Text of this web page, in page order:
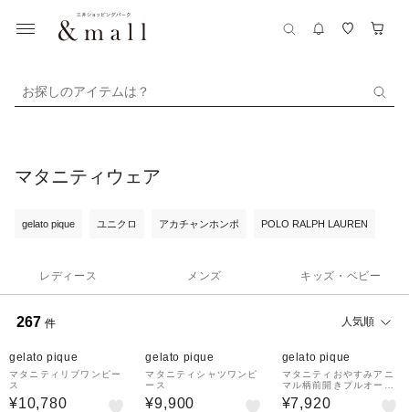
お探しのアイテムは？
マタニティウェア
gelato pique ユニクロ アカチャンホンポ POLO RALPH LAUREN
レディース メンズ キッズ・ベビー
267 件 人気順
gelato pique
マタニティリブワンピー
ス
¥10,780
gelato pique
マタニティシャツワンピ
ース
¥9,900
gelato pique
マタニティおやすみアニ
マル柄前開きプルオーバ
ー
¥7,920